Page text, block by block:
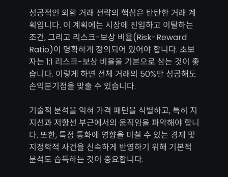
성공적인 외환 거래 전략의 핵심은 탄탄한 거래 계
획입니다. 이 계획에는 시장에 진입하고 이탈하는
조건, 그리고 리스크-보상 비율(Risk-Reward
Ratio)이 명확하게 정의되어 있어야 합니다. 초보
자는 1:1 리스크-보상 비율을 기본으로 삼는 것이 좋
습니다. 이렇게 하면 전체 거래의 50%만 성공해도
손익분기점을 맞출 수 있습니다.
기술적 분석을 익혀 가격 패턴을 식별하고, 특히 지
지선과 저항선 부근에서의 움직임을 파악해야 합니
다. 또한, 특정 통화에 영향을 미칠 수 있는 경제 및
지정학적 사건을 신속하게 반영하기 위해 기본적
분석도 습득하는 것이 중요합니다.